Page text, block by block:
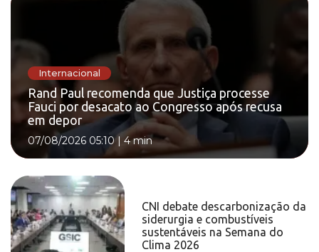
Internacional
Rand Paul recomenda que Justiça processe
Fauci por desacato ao Congresso após recusa
em depor
07/08/2026 05:10| 4 min
CNI debate descarbonização da
siderurgia e combustíveis
sustentáveis na Semana do
Clima 2026